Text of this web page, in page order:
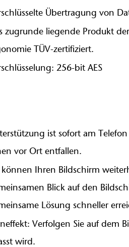
Übertragung von
zugrunde liegende Produkt
TÜV-zertifiziert.
256-bit AES
ist sofort am
vor Ort entfallen.
können Ihren Bildschirm
Blick auf den
Lösung schneller
Verfolgen Sie auf dem
wird.